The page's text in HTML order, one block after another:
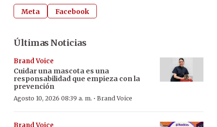
Meta Facebook
Últimas Noticias
Brand Voice
Cuidar una mascota es una
responsabilidad que empieza con la
prevención
Agosto 10, 2026 08:39 a. m. · Brand Voice
Brand Voice